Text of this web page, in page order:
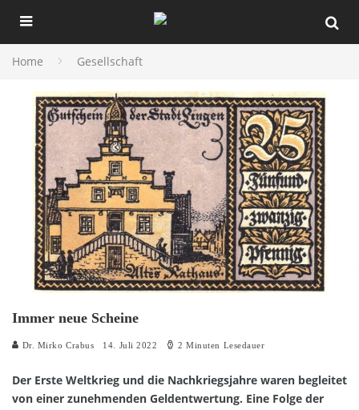
Home Gesellschaft
Immer neue Scheine
Dr. Mirko Crabus 14. Juli 2022 2 Minuten Lesedauer
Der Erste Weltkrieg und die Nachkriegsjahre waren begleitet
von einer zunehmenden Geldentwertung. Eine Folge der